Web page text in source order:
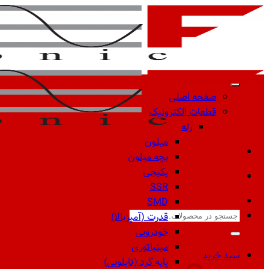
Skip
جستجو
برای:
سبد خرید
صفحه اصلی
قطعات الکترونیک
رله
میلون
بچه میلون
پکیجی
SSR
SMD
قدرت (آمپربالا)
خودرویی
مینیاتوری
پایه گرد (تابلویی)